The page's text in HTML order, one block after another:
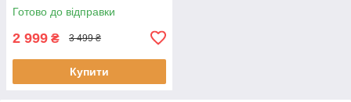
Готово до відправки
2 999 ₴ 3 499 ₴
Купити